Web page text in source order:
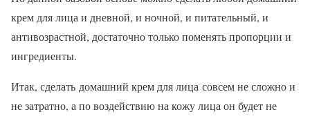
крем для лица и дневной, и ночной, и питательный, и
антивозрастной, достаточно только поменять пропорции и
ингредиенты.
Итак, сделать домашний крем для лица совсем не сложно и
не затратно, а по воздействию на кожу лица он будет не